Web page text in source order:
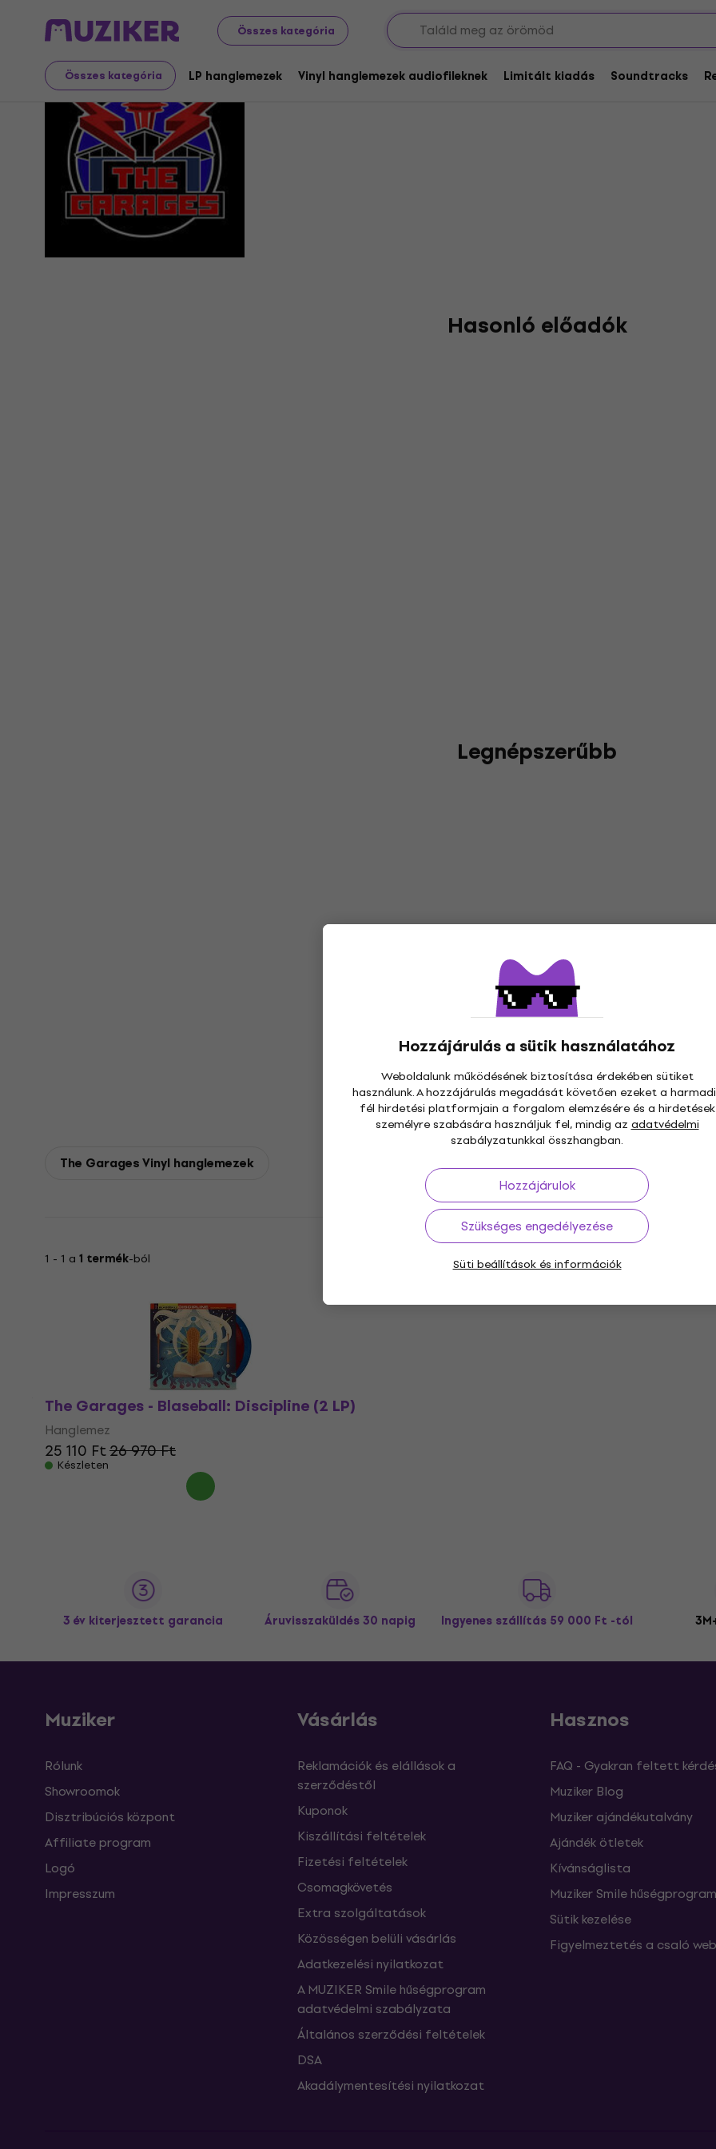
Összes kategória
Összes kategória LP hanglemezek Vinyl hanglemezek audiofileknek Limitált kiadás Soundtracks
Hozzájárulás a sütik használatához
Weboldalunk működésének biztosítása érdekében sütiket
használunk. A hozzájárulás megadását követően ezeket a
fél hirdetési platformjain a forgalom elemzésére és a hirdetések
személyre szabására használjuk fel, mindig az adatvédelmi
szabályzatunkkal összhangban.
Hozzájárulok
Szükséges engedélyezése
Süti beállítások és információk
The Garages
Hasonló előadók
Legnépszerűbb
The Garages Vinyl hanglemezek
1 - 1 a 1 termék-ból
The Garages - Blaseball: Discipline (2 LP)
Hanglemez
25 110 Ft26 970 Ft
Készleten
3 év kiterjesztett garancia Áruvisszaküldés 30 napig Ingyenes szállítás 59 000 Ft -tól
Muziker
Rólunk
Showroomok
Disztribúciós központ
Affiliate program
Logó
Impresszum
Vásárlás
Reklamációk és elállások a
szerződéstől
Kuponok
Kiszállítási feltételek
Fizetési feltételek
Csomagkövetés
Extra szolgáltatások
Közösségen belüli vásárlás
Adatkezelési nyilatkozat
A MUZIKER Smile hűségprogram
adatvédelmi szabályzata
Általános szerződési feltételek
DSA
Akadálymentesítési nyilatkozat
Hasznos
FAQ - Gyakran feltett
Muziker Blog
Muziker ajándékutalvány
Ajándék ötletek
Kívánságlista
Muziker Smile hűségprogram
Sütik kezelése
Figyelmeztetés a csaló